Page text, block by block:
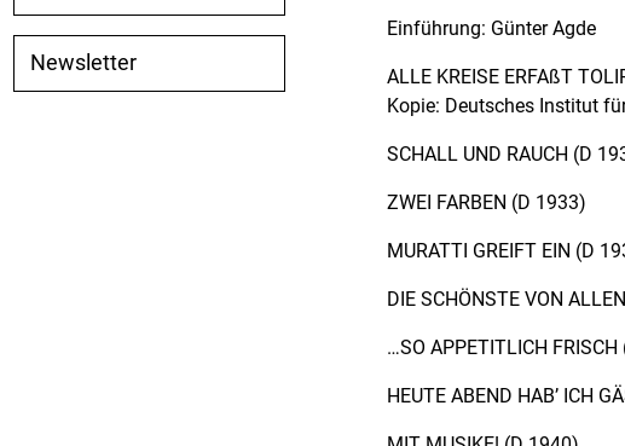
Newsletter
Einführung: Günter Agde
ALLE KREISE ERFAßT
Kopie: Deutsches Institut
SCHALL UND RAUCH (D
ZWEI FARBEN (D 1933)
MURATTI GREIFT EIN (D
DIE SCHÖNSTE VON
…SO APPETITLICH
HEUTE ABEND HAB’ ICH